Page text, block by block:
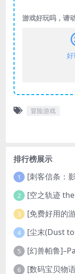
游戏好玩吗，请
好
冒险游戏
排行榜展示
1 [刺客信条：
2
3
4 [尘末(Dust
5 [幻兽帕鲁
6